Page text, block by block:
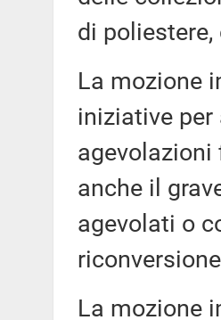
di
La mozione
iniziative
anche il
agevolati o
La mozione